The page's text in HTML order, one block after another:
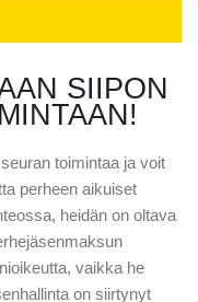
SIIPON
toimintaa ja voit
perheen aikuiset
heidän on oltava
vaikka he
on siirtynyt